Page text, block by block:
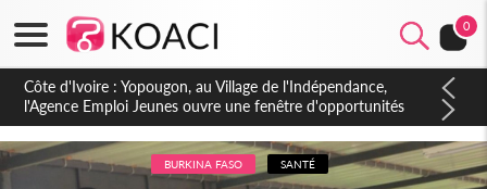
0
Côte d'Ivoire : CHU de Treichville, après la fronde, les agents
contractuels obtiennent un accord avec la direction sur les
arriérés du SMIG 2023
BURKINA FASO SANTÉ